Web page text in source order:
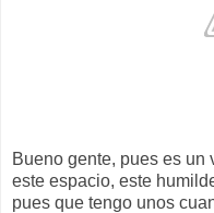
Bueno gente, pues es un
este espacio, este
pues que tengo unos